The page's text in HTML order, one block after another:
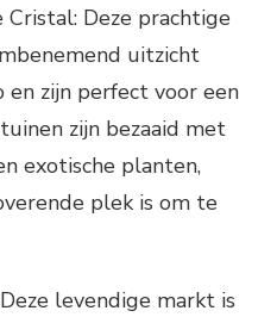
Cristal: Deze prachtige
uitzicht
zijn perfect voor een
zijn bezaaid met
exotische planten,
plek is om te
levendige markt is